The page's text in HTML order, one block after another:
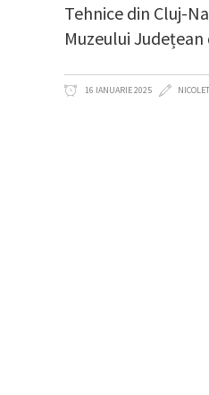
Tehnice din Cluj-
Muzeului
16 IANUARIE 2025